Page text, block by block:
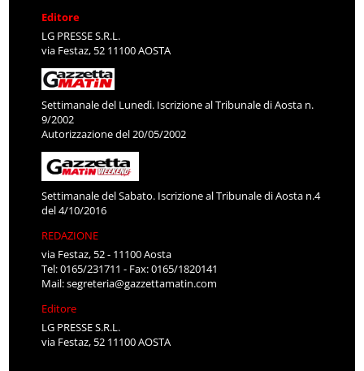
Editore
LG PRESSE S.R.L.
via Festaz, 52 11100 AOSTA
Settimanale del Lunedì. Iscrizione al Tribunale di Aosta n.
9/2002
Autorizzazione del 20/05/2002
Settimanale del Sabato. Iscrizione al Tribunale di Aosta n.4
del 4/10/2016
REDAZIONE
via Festaz, 52 - 11100 Aosta
Tel: 0165/231711 - Fax: 0165/1820141
Mail:segreteria@gazzettamatin.com
Editore
LG PRESSE S.R.L.
via Festaz, 52 11100 AOSTA